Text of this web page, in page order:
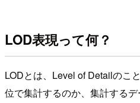
LOD表現って何？
LODとは、Level of Detailのこ
位で集計するのか、集計する